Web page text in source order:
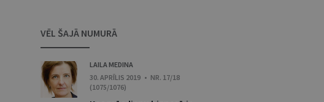
VĒL ŠAJĀ NUMURĀ
LAILA MEDINA
30. APRĪLIS 2019 • NR. 17/18
(1075/1076)